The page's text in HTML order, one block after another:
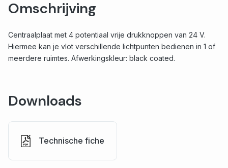
Omschrijving
Centraalplaat met 4 potentiaal vrije drukknoppen van 24 V.
Hiermee kan je vlot verschillende lichtpunten bedienen in 1 of
meerdere ruimtes. Afwerkingskleur: black coated.
Downloads
Technische fiche